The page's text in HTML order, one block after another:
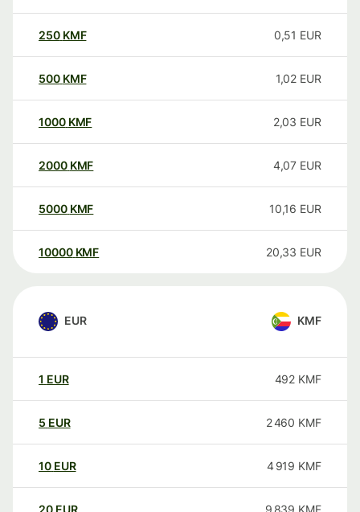
250 KMF 0,51 EUR
500 KMF 1,02 EUR
1000 KMF 2,03 EUR
2000 KMF 4,07 EUR
5000 KMF 10,16 EUR
10000 KMF 20,33 EUR
EUR KMF
1 EUR 492 KMF
5 EUR 2 460 KMF
10 EUR 4 919 KMF